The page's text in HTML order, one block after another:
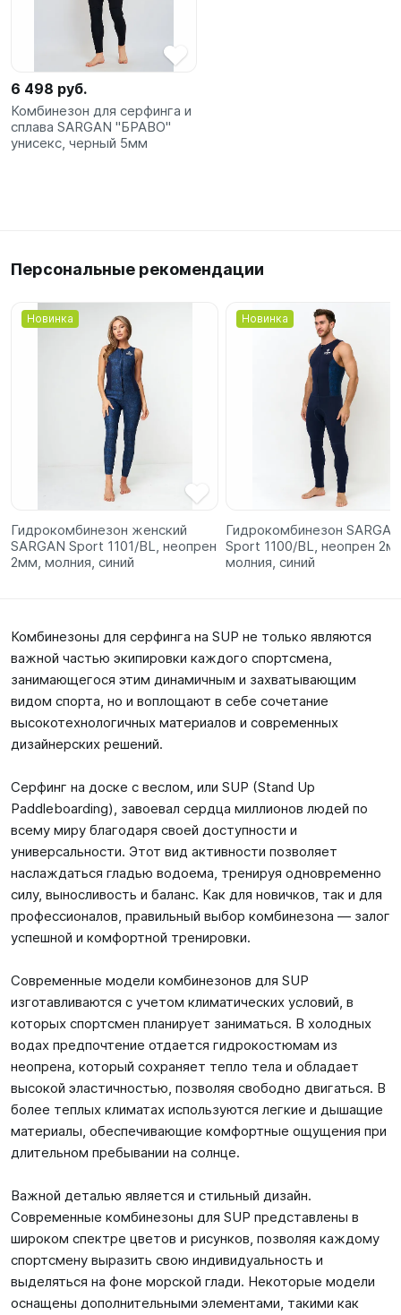
6 498 руб.
Комбинезон для серфинга и
сплава SARGAN "БРАВО"
унисекс, черный 5мм
Персональные рекомендации
Новинка
Гидрокомбинезон женский
SARGAN Sport 1101/BL, неопрен
2мм, молния, синий
Новинка
Гидрокомбинезон SARGAN
Sport 1100/BL, неопрен
молния, синий
Комбинезоны для серфинга на SUP не только являются
важной частью экипировки каждого спортсмена,
занимающегося этим динамичным и захватывающим
видом спорта, но и воплощают в себе сочетание
высокотехнологичных материалов и современных
дизайнерских решений.
Серфинг на доске с веслом, или SUP (Stand Up
Paddleboarding), завоевал сердца миллионов людей по
всему миру благодаря своей доступности и
универсальности. Этот вид активности позволяет
наслаждаться гладью водоема, тренируя одновременно
силу, выносливость и баланс. Как для новичков, так и для
профессионалов, правильный выбор комбинезона — залог
успешной и комфортной тренировки.
Современные модели комбинезонов для SUP
изготавливаются с учетом климатических условий, в
которых спортсмен планирует заниматься. В холодных
водах предпочтение отдается гидрокостюмам из
неопрена, который сохраняет тепло тела и обладает
высокой эластичностью, позволяя свободно двигаться. В
более теплых климатах используются легкие и дышащие
материалы, обеспечивающие комфортные ощущения при
длительном пребывании на солнце.
Важной деталью является и стильный дизайн.
Современные комбинезоны для SUP представлены в
широком спектре цветов и рисунков, позволяя каждому
спортсмену выразить свою индивидуальность и
выделяться на фоне морской глади. Некоторые модели
оснащены дополнительными элементами, такими как